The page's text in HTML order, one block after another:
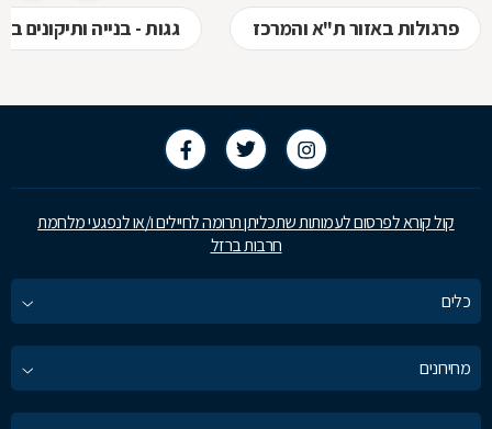
פרגולות באזור ת"א והמרכז גגות - בנייה ותיקונים
קול קורא לפרסום לעמותות שתכליתן תרומה לחיילים ו/או לנפגעי מלחמת
חרבות ברזל
כלים
מחירונים